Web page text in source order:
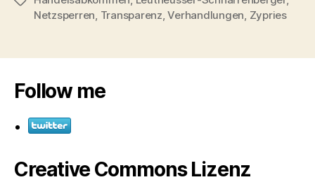
Netzsperren, Transparenz,Verhandlungen, Zypries
Follow me
Creative Commons Lizenz